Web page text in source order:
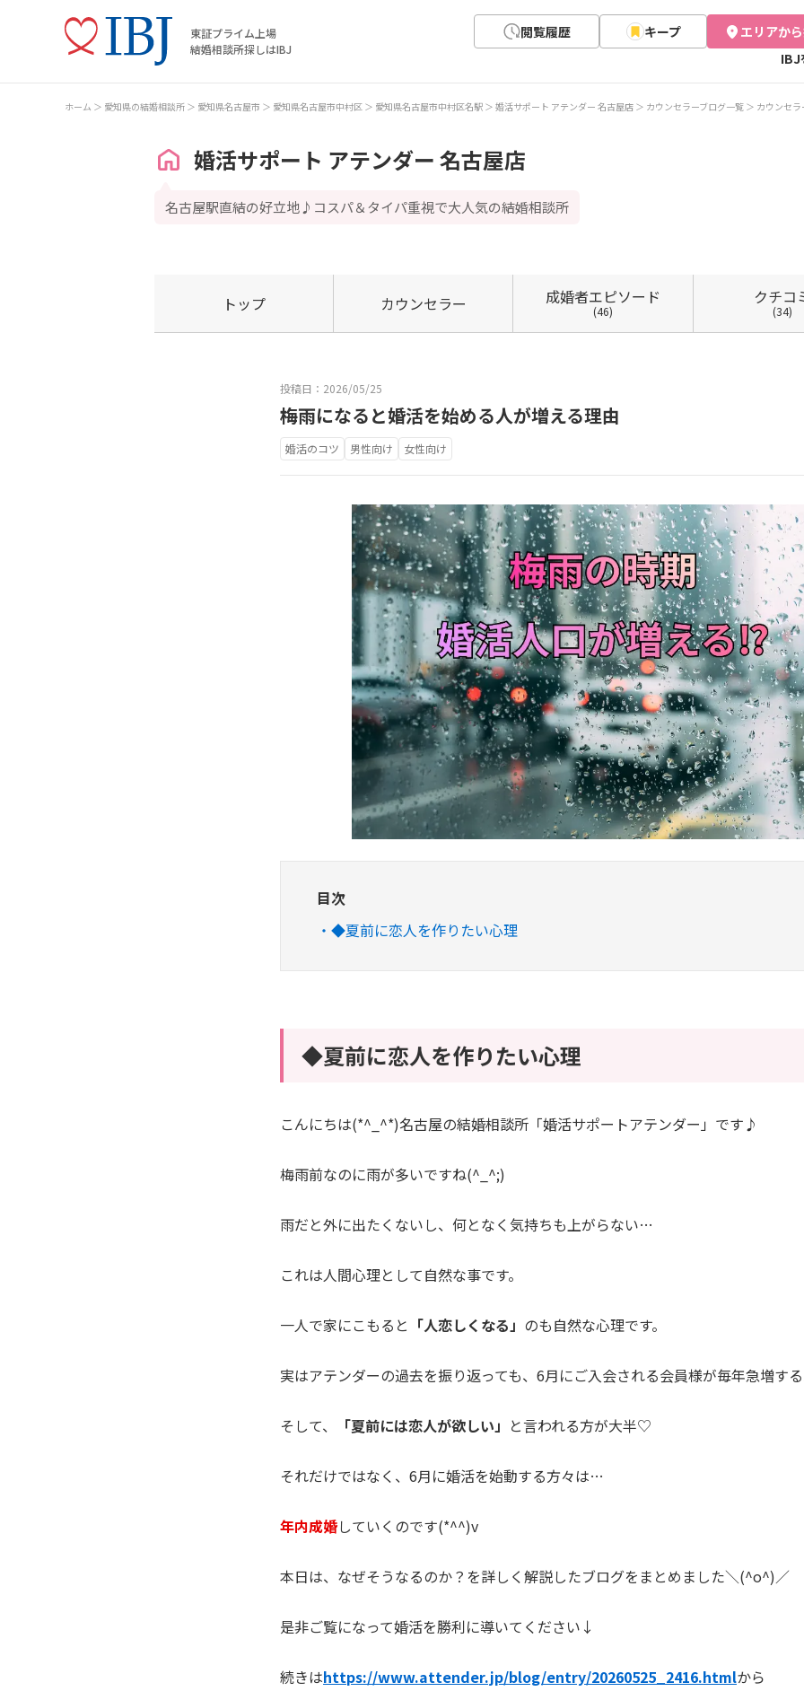
東証プライム上場
結婚相談所探しはIBJ
閲覧履歴 キープ
エリアか
IBJ
ホーム 愛知県の結婚相談所 愛知県名古屋市 愛知県名古屋市中村区 愛知県名古屋市中村区名駅 婚活サポート アテンダー 名古屋店 カウンセラーブログ一覧 カウンセ
婚活サポート アテンダー 名古屋店
名古屋駅直結の好立地♪コスパ＆タイパ重視で大人気の結婚相談所
トップ カウンセラー 成婚者エピソード
(46)
クチコ
(34)
投稿日：2026/05/25
梅雨になると婚活を始める人が増える理由
婚活のコツ 男性向け 女性向け
目次
◆夏前に恋人を作りたい心理
◆夏前に恋人を作りたい心理
こんにちは(*^_^*)名古屋の結婚相談所「婚活サポートアテンダー」です♪
梅雨前なのに雨が多いですね(^_^;)
雨だと外に出たくないし、何となく気持ちも上がらない…
これは人間心理として自然な事です。
一人で家にこもると 「人恋しくなる」 のも自然な心理です。
実はアテンダーの過去を振り返っても、6月にご入会される会員様が毎年急増す
そして、 「夏前には恋人が欲しい」 と言われる方が大半♡
それだけではなく、6月に婚活を始動する方々は…
年内成婚していくのです(*^^)v
本日は、なぜそうなるのか？を詳しく解説したブログをまとめました＼(^o^)／
是非ご覧になって婚活を勝利に導いてください↓
続きはhttps://www.attender.jp/blog/entry/20260525_2416.htmlから